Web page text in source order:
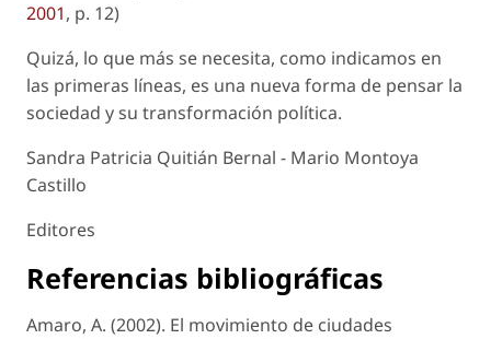
2001, p. 12)
Quizá, lo que más se necesita, como indicamos en
las primeras líneas, es una nueva forma de pensar la
sociedad y su transformación política.
Sandra Patricia Quitián Bernal - Mario Montoya
Castillo
Editores
Referencias bibliográficas
Amaro, A. (2002). El movimiento de ciudades